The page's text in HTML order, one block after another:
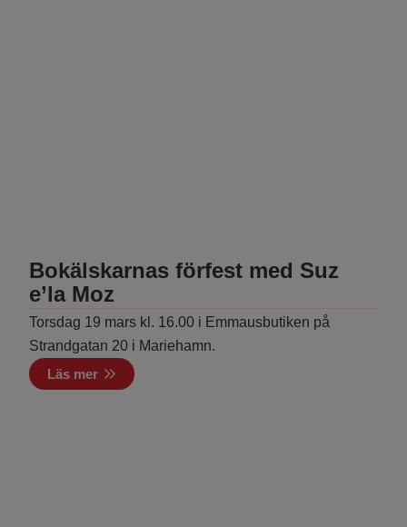
Bokälskarnas förfest med Suz
e’la Moz
Torsdag 19 mars kl. 16.00 i Emmausbutiken på
Strandgatan 20 i Mariehamn.
Läs mer